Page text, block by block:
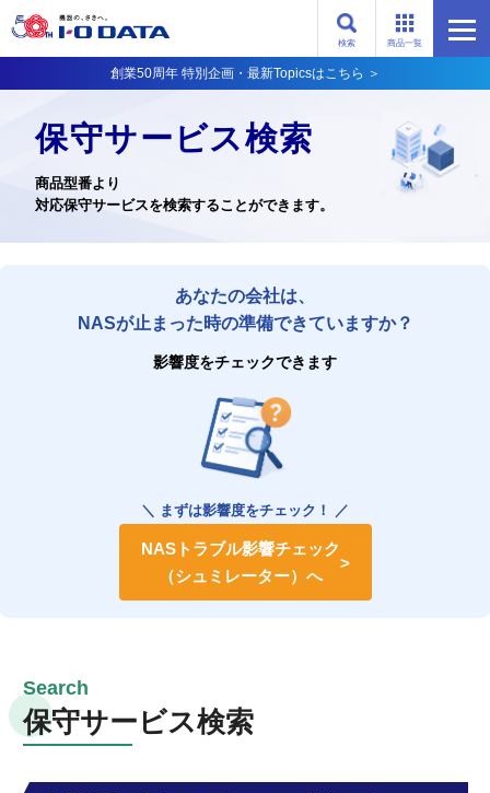
商品一覧
検索
創業50周年 特別企画・最新Topicsはこちら ＞
保守サービス検索
商品型番より
対応保守サービスを検索することができます。
あなたの会社は、
NASが止まった時の準備できていますか？
影響度をチェックできます
＼ まずは影響度をチェック！ ／
NASトラブル影響チェック
（シュミレーター）へ
保守サービス検索